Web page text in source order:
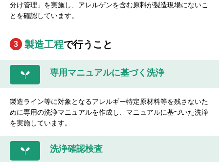
分け管理」を実施し、アレルゲンを含む原料が製造現場にないこ
とを確認しています。
3 製造工程で行うこと
専用マニュアルに基づく洗浄
製造ライン等に対象となるアレルギー特定原材料等を残さないた
めに専用の洗浄マニュアルを作成し、マニュアルに基づいた洗浄
を実施しています。
洗浄確認検査